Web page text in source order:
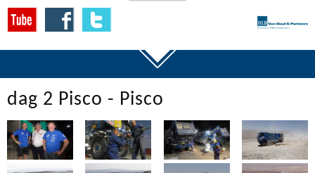
dag 2 Pisco - Pisco